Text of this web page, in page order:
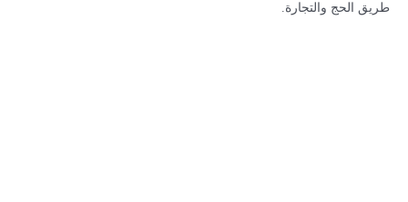
طريق الحج والتجارة.